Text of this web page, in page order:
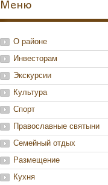
Меню
О районе
Инвесторам
Экскурсии
Культура
Спорт
Православные святыни
Семейный отдых
Размещение
Кухня